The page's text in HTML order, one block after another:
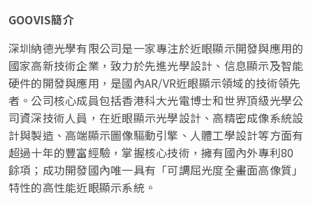
GOOVIS簡介
深圳納德光學有限公司是一家專注於近眼顯示開發與應用的
國家高新技術企業，致力於先進光學設計、信息顯示及智能
硬件的開發與應用，是國內AR/VR近眼顯示領域的技術領先
者。公司核心成員包括香港科大光電博士和世界頂級光學公
司資深技術人員，在近眼顯示光學設計、高精密成像系統設
計與製造、高端顯示圖像驅動引擎、人體工學設計等方面有
超過十年的豐富經驗，掌握核心技術，擁有國內外專利80
餘項；成功開發國內唯一具有「可調屈光度全畫面高像質」
特性的高性能近眼顯示系統。